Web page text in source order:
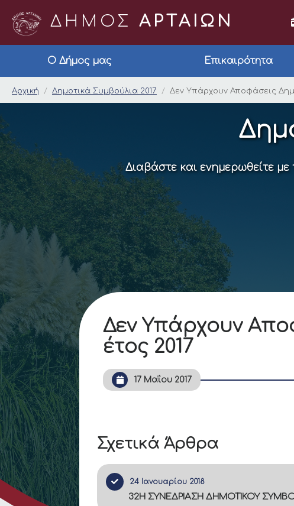
ΔΗΜΟΣ ΑΡΤΑΙΩΝ
Ο Δήμος μας Επικαιρότητα
Δεν Υπάρχουν
Αρχική Δημοτικά Συμβούλια 2017 Δεν Υπάρχουν Αποφάσεις
Διαβάστε και ενημερωθείτε
Σχετικά Άρθρα
24 Ιανουαρίου 2018
32Η ΣΥΝΕΔΡΙΑΣΗ ΔΗΜΟΤΙΚΟΥ
Δεν Υπάρχουν
έτος 2017
17 Μαΐου 2017